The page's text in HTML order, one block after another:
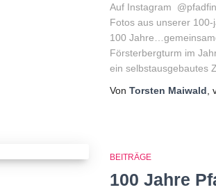
Auf Instagram
Fotos aus unserer
100
Försterbergturm im
ein selbstausgebautes
Von Torsten Maiwald ,
BEITRÄGE
100 Jahre